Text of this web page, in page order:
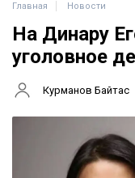
Главная Новости
На Динару
уголовное
Курманов Байтас